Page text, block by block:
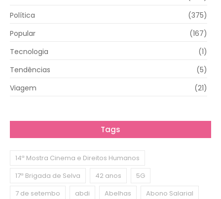
Política
(375)
Popular
(167)
Tecnologia
(1)
Tendências
(5)
Viagem
(21)
Tags
14ª Mostra Cinema e Direitos Humanos
17ª Brigada de Selva
42 anos
5G
7 de setembo
abdi Abelhas
Abono Salarial